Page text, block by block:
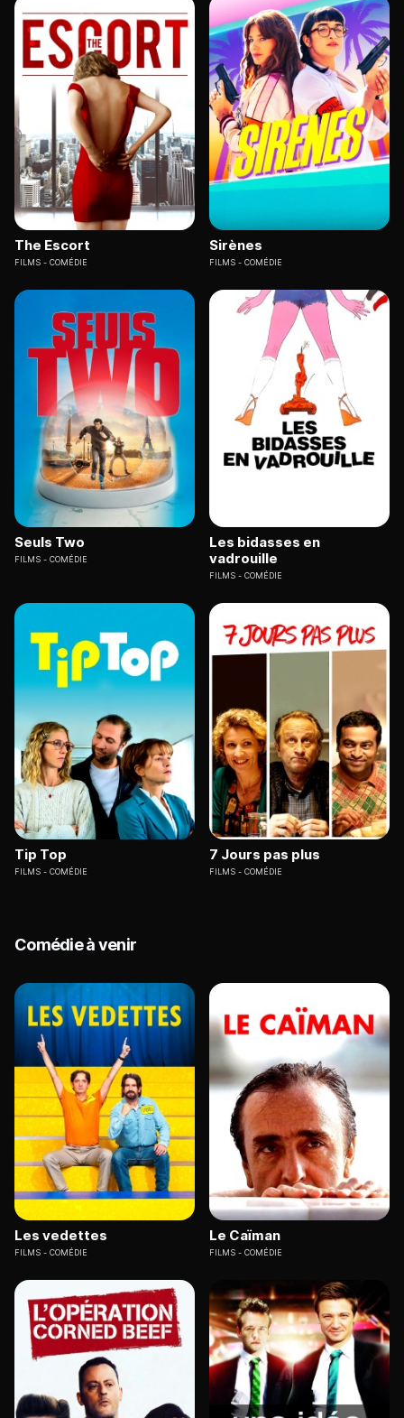
The Escort
FILMS COMÉDIE
Sirènes
FILMS COMÉDIE
Seuls Two
FILMS COMÉDIE
Les bidasses en
vadrouille
FILMS COMÉDIE
Tip Top
FILMS COMÉDIE
7 Jours pas plus
FILMS COMÉDIE
Comédie à venir
Les vedettes
FILMS COMÉDIE
Le Caïman
FILMS COMÉDIE